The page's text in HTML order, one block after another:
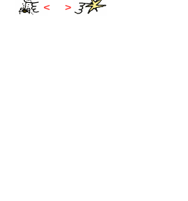
< >